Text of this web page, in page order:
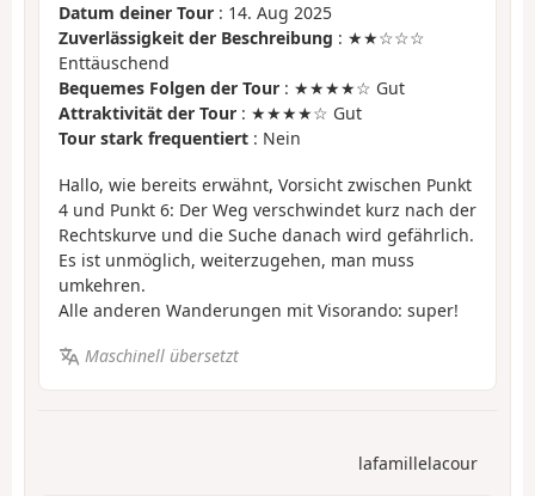
Datum deiner Tour : 14. Aug 2025
Zuverlässigkeit der Beschreibung : ★★☆☆☆
Enttäuschend
Bequemes Folgen der Tour : ★★★★☆ Gut
Attraktivität der Tour : ★★★★☆ Gut
Tour stark frequentiert : Nein
Hallo, wie bereits erwähnt, Vorsicht zwischen Punkt
4 und Punkt 6: Der Weg verschwindet kurz nach der
Rechtskurve und die Suche danach wird gefährlich.
Es ist unmöglich, weiterzugehen, man muss
umkehren.
Alle anderen Wanderungen mit Visorando: super!
Maschinell übersetzt
lafamillelacour